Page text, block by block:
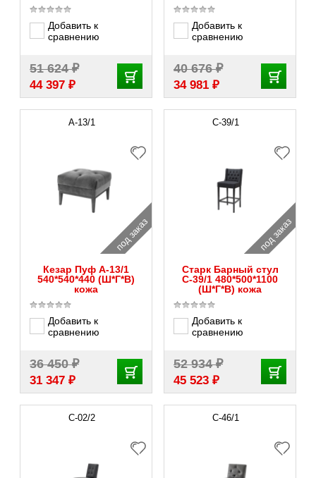
Добавить к
сравнению
51 624₽
44 397 ₽
Добавить к
сравнению
40 676₽
34 981 ₽
А-13/1
под заказ
Кезар Пуф А-13/1
540*540*440 (Ш*Г*В)
кожа
Добавить к
сравнению
36 450₽
31 347 ₽
С-39/1
под заказ
Старк Барный стул
С-39/1 480*500*1100
(Ш*Г*В) кожа
Добавить к
сравнению
52 934₽
45 523 ₽
С-02/2 С-46/1